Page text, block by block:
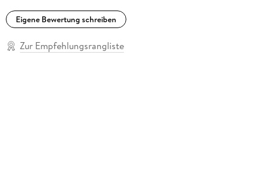
Eigene Bewertung schreiben
Zur Empfehlungsrangliste